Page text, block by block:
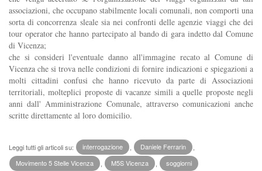
associazioni, che occupano stabilmente locali comunali, non comporti una
sorta di concorrenza sleale sia nei confronti delle agenzie viaggi che dei
tour operator che hanno partecipato al bando di gara indetto dal Comune
di Vicenza;
che si consideri l'eventuale danno all'immagine recato al Comune di
Vicenza che si trova nelle condizioni di fornire indicazioni e spiegazioni a
molti cittadini confusi che hanno ricevuto da parte di Associazioni
territoriali, molteplici proposte di vacanze simili a quelle proposte negli
anni dall' Amministrazione Comunale, attraverso comunicazioni anche
scritte direttamente al loro domicilio.
Leggi tutti gli articoli su: interrogazione Daniele Ferrarin
Movimento 5 Stelle Vicenza
M5S Vicenza soggiorni